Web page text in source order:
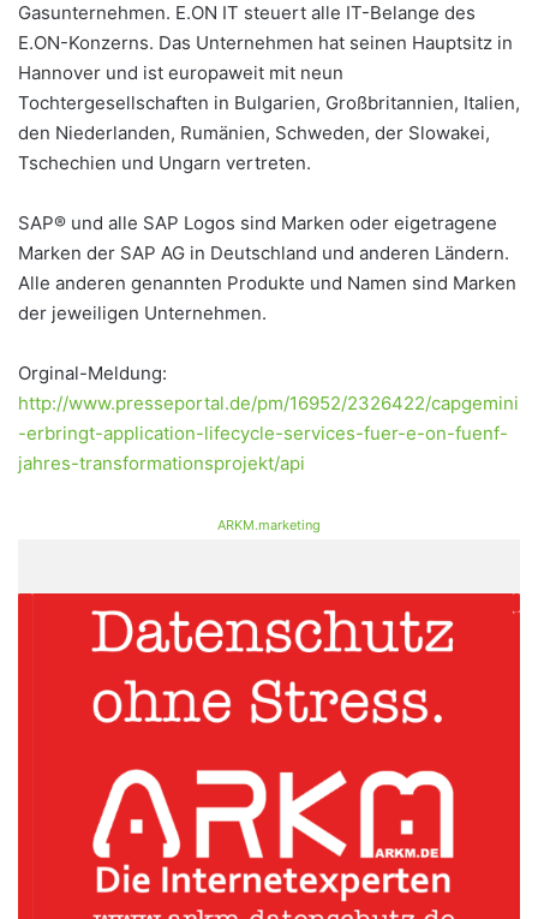
Gasunternehmen. E.ON IT steuert alle IT-Belange des
E.ON-Konzerns. Das Unternehmen hat seinen Hauptsitz in
Hannover und ist europaweit mit neun
Tochtergesellschaften in Bulgarien, Großbritannien, Italien,
den Niederlanden, Rumänien, Schweden, der Slowakei,
Tschechien und Ungarn vertreten.
SAP® und alle SAP Logos sind Marken oder eigetragene
Marken der SAP AG in Deutschland und anderen Ländern.
Alle anderen genannten Produkte und Namen sind Marken
der jeweiligen Unternehmen.
Orginal-Meldung:
http://www.presseportal.de/pm/16952/2326422/capgemini
-erbringt-application-lifecycle-services-fuer-e-on-fuenf-
jahres-transformationsprojekt/api
ARKM.marketing